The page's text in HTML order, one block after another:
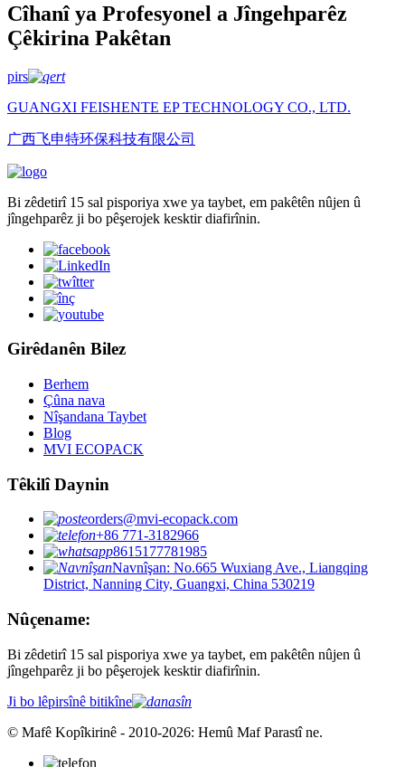
Cîhanî ya Profesyonel a Jîngehparêz
Çêkirina Pakêtan
pirs
GUANGXI FEISHENTE EP TECHNOLOGY CO., LTD.
广西飞申特环保科技有限公司
Bi zêdetirî 15 sal pisporiya xwe ya taybet, em pakêtên nûjen û
jîngehparêz ji bo pêşerojek kesktir diafirînin.
Girêdanên Bilez
Berhem
Çûna nava
Nîşandana Taybet
Blog
MVI ECOPACK
Têkilî Daynin
orders@mvi-ecopack.com
+86 771-3182966
8615177781985
Navnîşan: No.665 Wuxiang Ave., Liangqing
District, Nanning City, Guangxi, China 530219
Nûçename:
Bi zêdetirî 15 sal pisporiya xwe ya taybet, em pakêtên nûjen û
jîngehparêz ji bo pêşerojek kesktir diafirînin.
Ji bo lêpirsînê bitikîne
© Mafê Kopîkirinê - 2010-2026: Hemû Maf Parastî ne.